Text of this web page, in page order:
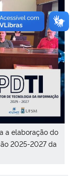
a elaboração do
2025-2027 da